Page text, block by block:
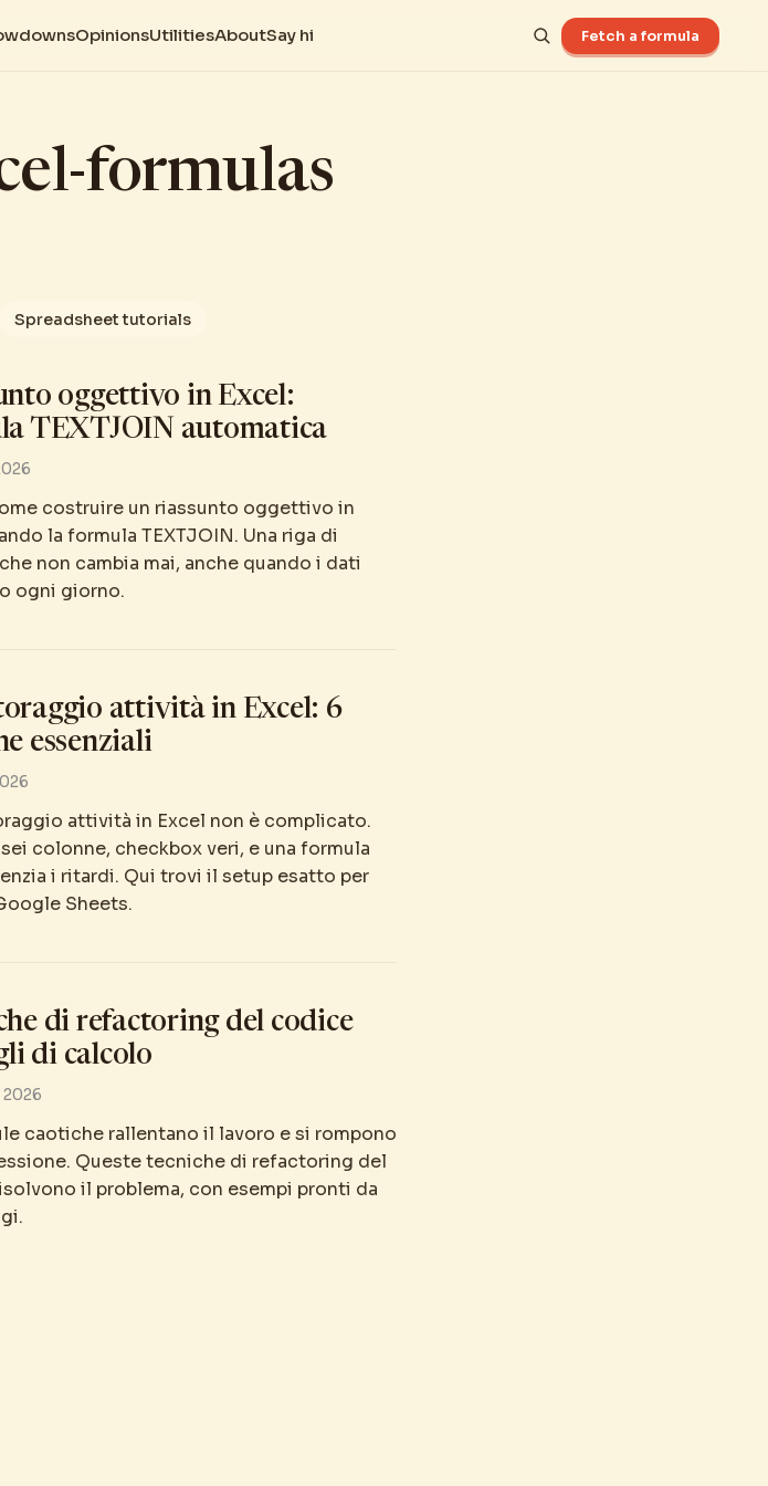
formulas
Spreadsheet tutorials
oggettivo in Excel:
TEXTJOIN automatica
costruire un riassunto oggettivo in
la formula TEXTJOIN. Una riga di
non cambia mai, anche quando i dati
ogni giorno.
attività in Excel: 6
essenziali
attività in Excel non è complicato.
colonne, checkbox veri, e una formula
i ritardi. Qui trovi il setup esatto per
Sheets.
di refactoring del codice
di calcolo
caotiche rallentano il lavoro e si rompono
Queste tecniche di refactoring del
il problema, con esempi pronti da
OpinionsUtilitiesAboutSay hi Fetch a formula